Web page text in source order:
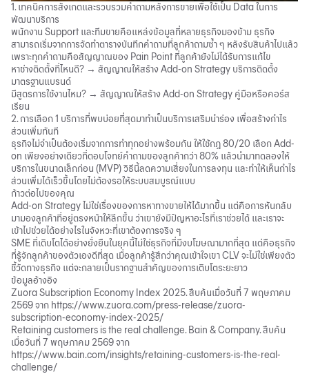
1. เทคนิคการสังเกตและรวบรวมคำถามหลังการขายเพื่อใช้เป็น Data ในการ
พัฒนาบริการ
พนักงาน Support และทีมขายคือแหล่งข้อมูลที่หลายธุรกิจมองข้าม ธุรกิจ
สามารถเริ่มจากการจัดทำตารางบันทึกคำถามที่ลูกค้าถามซ้ำ ๆ หลังรับสินค้าไปแล้ว
เพราะทุกคำถามคือสัญญาณของ Pain Point ที่ลูกค้ายังไม่ได้รับการแก้ไข
หาช่างติดตั้งที่ไหนดี? → สัญญาณให้สร้าง Add-on Strategy บริการติดตั้ง
มาตรฐานแบรนด์
มีสูตรการใช้งานไหม? → สัญญาณให้สร้าง Add-on Strategy คู่มือหรือคอร์ส
เรียน
2. การเลือก 1 บริการที่พบบ่อยที่สุดมาทำเป็นบริการเสริมนำร่อง เพื่อสร้างกำไร
ส่วนเพิ่มทันที
ธุรกิจไม่จำเป็นต้องเริ่มจากการทำทุกอย่างพร้อมกัน ให้ใช้กฎ 80/20 เลือก Add-
on เพียงอย่างเดียวที่ตอบโจทย์คำถามของลูกค้ากว่า 80% แล้วนำมาทดลองให้
บริการในขนาดเล็กก่อน (MVP) วิธีนี้ลดความเสี่ยงในการลงทุน และทำให้เห็นกำไร
ส่วนเพิ่มได้เร็วขึ้นโดยไม่ต้องรอให้ระบบสมบูรณ์แบบ
ก้าวต่อไปของคุณ
Add-on Strategy ไม่ใช่เรื่องของการหาทางขายให้ได้มากขึ้น แต่คือการหันกลับ
มามองลูกค้าที่อยู่ตรงหน้าให้ลึกขึ้น ว่าเขายังมีปัญหาอะไรที่เราช่วยได้ และเราจะ
เข้าไปช่วยได้อย่างไรในจังหวะที่เขาต้องการจริง ๆ
SME ที่เติบโตได้อย่างยั่งยืนในยุคนี้ไม่ใช่ธุรกิจที่มีงบโฆษณามากที่สุด แต่คือธุรกิจ
ที่รู้จักลูกค้าของตัวเองดีที่สุด เมื่อลูกค้ารู้สึกว่าคุณเข้าใจเขา CLV จะไม่ใช่เพียงตัว
ชี้วัดทางธุรกิจ แต่จะกลายเป็นรากฐานสำคัญของการเติบโตระยะยาว
ข้อมูลอ้างอิง
Zuora Subscription Economy Index 2025. สืบค้นเมื่อวันที่ 7 พฤษภาคม
2569 จาก https://www.zuora.com/press-release/zuora-
subscription-economy-index-2025/
Retaining customers is the real challenge. Bain & Company. สืบค้น
เมื่อวันที่ 7 พฤษภาคม 2569 จาก
https://www.bain.com/insights/retaining-customers-is-the-real-
challenge/